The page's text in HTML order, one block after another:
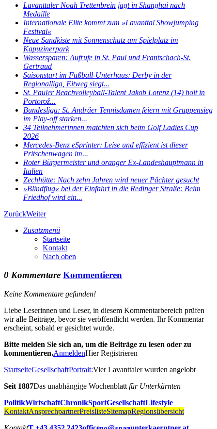
Lavanttaler Noah Trettenbrein jagt in Shanghai nach
Medaille
Internationale Elite kommt zum »Lavanttal Showjumping
Festival«
Neue Sandkiste mit Sonnenschutz am Spielplatz im
Kapuzinerpark
Wassersparen: Aufrufe in St. Paul und Frantschach-St.
Gertraud
Saisonstart im Fußball-Unterhaus: Derby in der
Regionalliga, Eitweg siegt...
St. Pauler Beachvolleyball-Talent Jakob Lorenz (14) holt in
Portorož...
Bundesliga: St. Andräer Tennisdamen feiern mit Gruppensieg
im Play-off starken...
34 Teilnehmerinnen matchten sich beim Golf Ladies Cup
2026
Mercedes-Benz eSprinter: Leise und effizient ist dieser
Pritschenwagen im...
Roter Bürgermeister und oranger Ex-Landeshauptmann in
Italien
Zechhütte: Nach zehn Jahren wird neuer Pächter gesucht
»Blindflug« bei der Einfahrt in die Redinger Straße: Beim
Friedhof wird ein...
ZurückWeiter
Zusatzmenü
Startseite
Kontakt
Nach oben
0 Kommentare Kommentieren
Keine Kommentare gefunden!
Liebe Leserinnen und Leser, in diesem Kommentarbereich prüfen
wir alle Beiträge, bevor sie veröffentlicht werden. Ihr Kommentar
erscheint, sobald er gesichtet wurde.
Bitte melden Sie sich an, um die Beiträge zu lesen oder zu
kommentieren.AnmeldenHier Registrieren
StartseiteGesellschaftPortrait:Vier Lavanttaler wurden angelobt
Seit 1887Das unabhängige Wochenblatt für Unterkärnten
PolitikWirtschaftChronikSportGesellschaftLifestyle
KontaktAnsprechpartnerPreislisteSitemapRegionsübersicht